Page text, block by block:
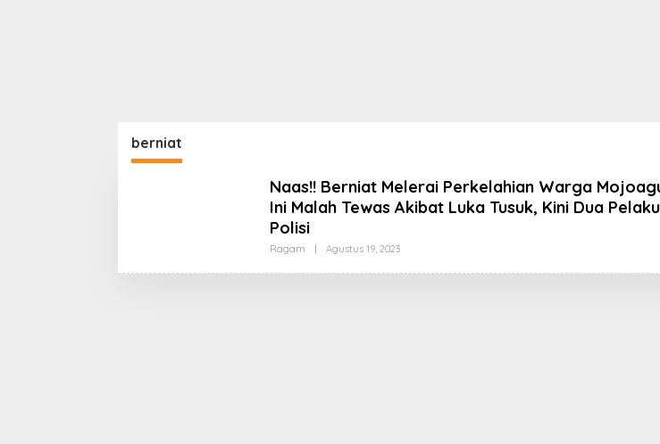
berniat
Naas!! Berniat Melerai Perkelahian Warga
Ini Malah Tewas Akibat Luka Tusuk, Kini Dua
Polisi
Ragam Agustus 19, 2023Oleh
KPK